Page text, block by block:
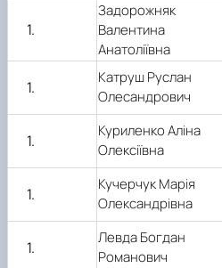
Задорожняк
Валентина
Анатоліївна
Катруш Руслан
Олесандрович
Куриленко Аліна
Олексіївна
Кучерчук Марія
Олександрівна
Левда Богдан
Романович